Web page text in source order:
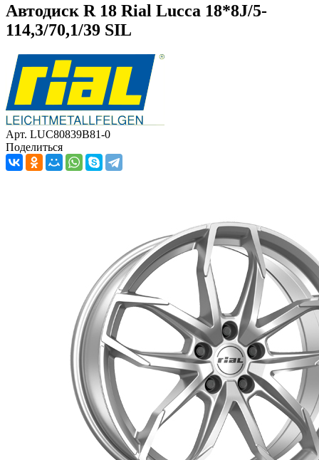
Автодиск R 18 Rial Lucca 18*8J/5-
114,3/70,1/39 SIL
Арт. LUC80839B81-0
Поделиться